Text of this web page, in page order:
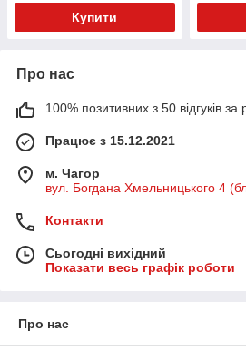
Купити
Про нас
100% позитивних з 50 відгуків за
Працює з 15.12.2021
м. Чагор
вул. Богдана Хмельницького 4
Контакти
Сьогодні вихідний
Показати весь графік роботи
Про нас